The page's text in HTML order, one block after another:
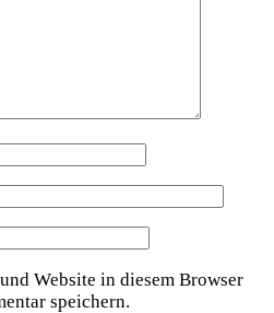
Website in diesem Browser
speichern.